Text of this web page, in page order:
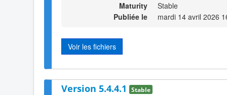
Maturity
Stable
Publiée le
mardi 14 avril 2026
Voir les fichiers
Version 5.4.4.1 Stable